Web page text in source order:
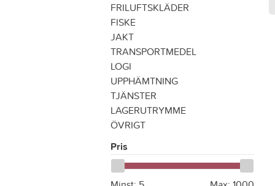
FRILUFTSKLÄDER
FISKE
JAKT
TRANSPORTMEDEL
LOGI
UPPHÄMTNING
TJÄNSTER
LAGERUTRYMME
ÖVRIGT
Pris